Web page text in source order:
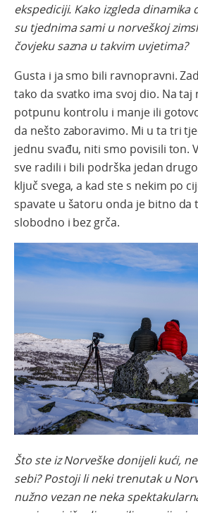
ekspediciji. Kako izgleda dinamika
su tjednima sami u norveškoj
čovjeku sazna u takvim uvjetima?
Gusta i ja smo bili ravnopravni.
tako da svatko ima svoj dio. Na taj
potpunu kontrolu i manje ili
da nešto zaboravimo. Mi u ta tri
jednu svađu, niti smo povisili ton.
sve radili i bili podrška jedan
ključ svega, a kad ste s nekim po
spavate u šatoru onda je bitno da
slobodno i bez grča.
Što ste iz Norveške donijeli kući,
sebi? Postoji li neki trenutak u
nužno vezan ne neka